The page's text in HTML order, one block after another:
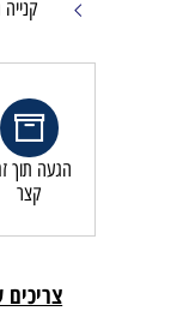
הגעה תוך זמן